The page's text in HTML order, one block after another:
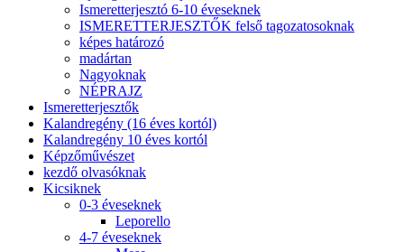
Ismeretterjesztó 6-10 éveseknek
ISMERETTERJESZTŐK felső tagozatosoknak
képes határozó
madártan
Nagyoknak
NÉPRAJZ
Ismeretterjesztők
Kalandregény (16 éves kortól)
Kalandregény 10 éves kortól
Képzőművészet
kezdő olvasóknak
Kicsiknek
0-3 éveseknek
Leporello
4-7 éveseknek